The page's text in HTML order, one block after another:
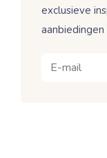
exclusieve